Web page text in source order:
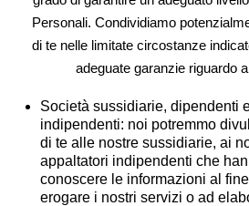
Personali. Condividiamo
di te nelle limitate circostanze
adeguate garanzie riguardo
Società sussidiarie, dipendenti
indipendenti: noi potremmo
di te alle nostre sussidiarie, ai
appaltatori indipendenti che
conoscere le informazioni al
erogare i nostri servizi o ad